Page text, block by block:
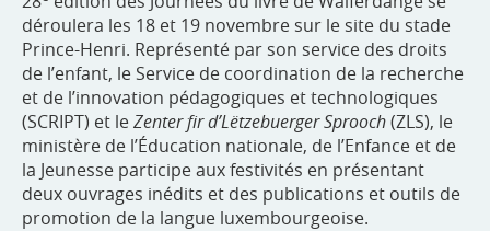
déroulera les 18 et 19 novembre sur le site du stade
Prince-Henri. Représenté par son service des droits
de l’enfant, le Service de coordination de la recherche
et de l’innovation pédagogiques et technologiques
(SCRIPT) et leZenter fir d’Lëtzebuerger Sprooch(ZLS), le
ministère de l’Éducation nationale, de l’Enfance et de
la Jeunesse participe aux festivités en présentant
deux ouvrages inédits et des publications et outils de
promotion de la langue luxembourgeoise.